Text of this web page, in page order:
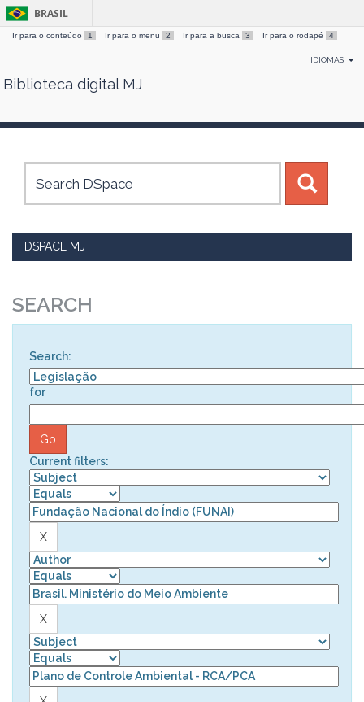
Skip
BRASIL
Ir para o conteúdo 1 Ir para o menu 2 Ir para a busca 3 Ir para o rodapé 4
IDIOMAS
Biblioteca digital MJ
DSPACE MJ
SEARCH
Search:
for
Current filters: